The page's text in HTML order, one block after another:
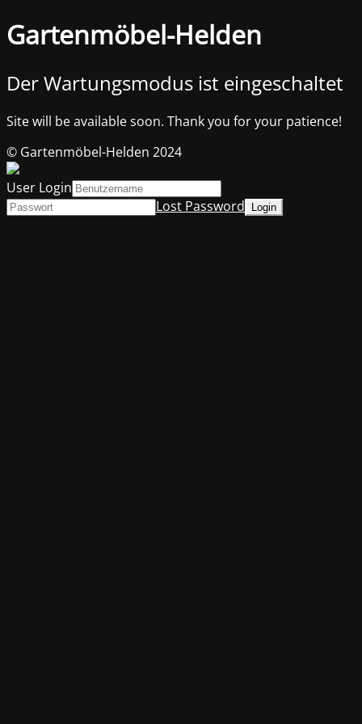
Gartenmöbel-Helden
Der Wartungsmodus ist eingeschaltet
Site will be available soon. Thank you for your patience!
© Gartenmöbel-Helden 2024
User Login
Lost Password